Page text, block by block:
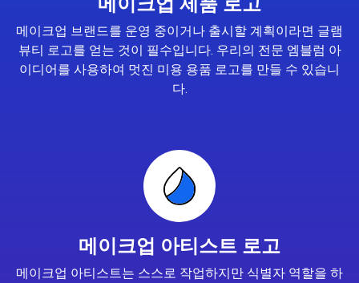
메이크업 브랜드를 운영 중이거나 출시할 계획이라면 글램
뷰티 로고를 얻는 것이 필수입니다. 우리의 전문 엠블럼 아
이디어를 사용하여 멋진 미용 용품 로고를 만들 수 있습니
다.
메이크업 아티스트 로고
메이크업 아티스트는 스스로 작업하지만 식별자 역할을 하